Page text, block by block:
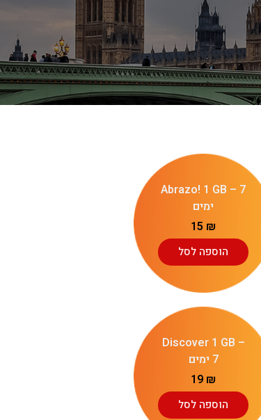
Abrazo! 1 GB – 7
ימים
15 ₪
הוספה לסל
Discover 1 GB –
7 ימים
19 ₪
הוספה לסל